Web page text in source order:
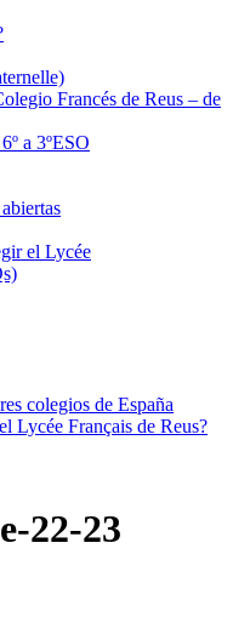
Francés de Reus – de
a 3ºESO
el Lycée
colegios de España
Lycée Français de Reus?
22-23